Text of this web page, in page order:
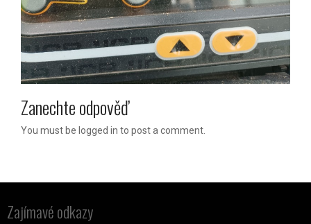
Zanechte odpověď
You must be logged in to post a comment.
Zajímavé odkazy